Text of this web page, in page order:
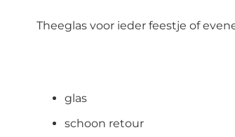
Theeglas voor ieder feestje of
glas
schoon retour